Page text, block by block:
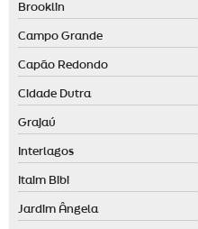
Brooklin
Campo Grande
Capão Redondo
Cidade Dutra
Grajaú
Interlagos
Itaim Bibi
Jardim Ângela